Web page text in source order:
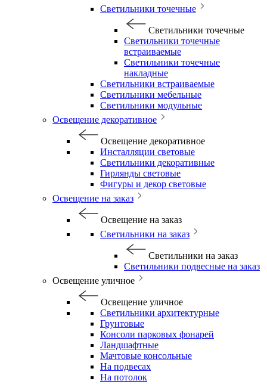
Светильники точечные
Светильники точечные
Светильники точечные
встраиваемые
Светильники точечные
накладные
Светильники встраиваемые
Светильники мебельные
Светильники модульные
Освещение декоративное
Освещение декоративное
Инсталляции световые
Светильники декоративные
Гирлянды световые
Фигуры и декор световые
Освещение на заказ
Освещение на заказ
Светильники на заказ
Светильники на заказ
Светильники подвесные на заказ
Освещение уличное
Освещение уличное
Светильники архитектурные
Грунтовые
Консоли парковых фонарей
Ландшафтные
Мачтовые консольные
На подвесах
На потолок